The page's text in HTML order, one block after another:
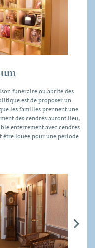
funéraire ou abrite des
est de proposer un
les familles prennent une
des cendres auront lieu,
enterrement avec cendres
être louée pour une période